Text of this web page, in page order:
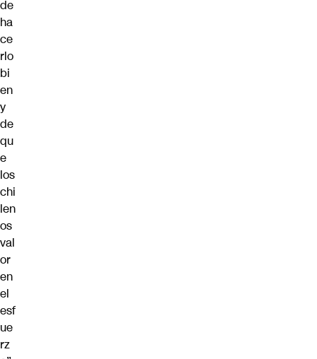
de
ha
ce
rlo
bi
en
y
de
qu
e
los
chi
len
os
val
or
en
el
esf
ue
rz